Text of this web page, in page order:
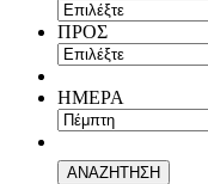
ΠΡΟΣ
ΗΜΕΡΑ